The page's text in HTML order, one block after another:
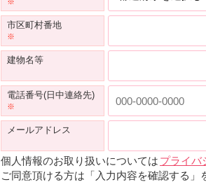
市区町村番地
建物名等
電話番号(日中連絡先)
メールアドレス
個人情報のお取り扱いについては プライバ
ご同意頂ける方は「入力内容を確認する」